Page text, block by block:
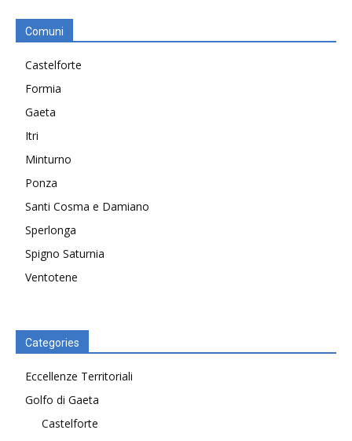
Comuni
Castelforte
Formia
Gaeta
Itri
Minturno
Ponza
Santi Cosma e Damiano
Sperlonga
Spigno Saturnia
Ventotene
Categories
Eccellenze Territoriali
Golfo di Gaeta
Castelforte